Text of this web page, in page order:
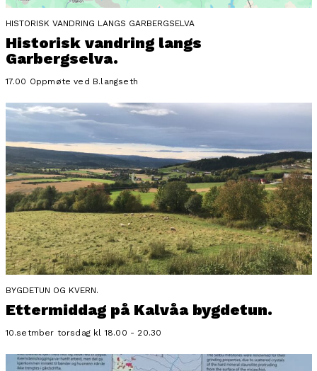
HISTORISK VANDRING LANGS GARBERGSELVA
Historisk vandring langs
Garbergselva.
17.00 Oppmøte ved B.langseth
BYGDETUN OG KVERN.
Ettermiddag på Kalvåa bygdetun.
10.setmber torsdag kl 18.00 - 20.30